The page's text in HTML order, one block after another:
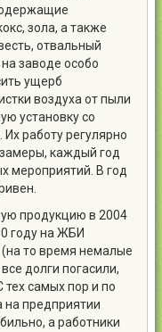
зола, а также
отвальный
заводе особо
ущерб
воздуха от пыли
установку со
работу регулярно
каждый год
мероприятий. В год
продукцию в 2004
году на ЖБИ
(на то время немалые
долги погасили,
тех самых пор и по
на предприятии
а работники